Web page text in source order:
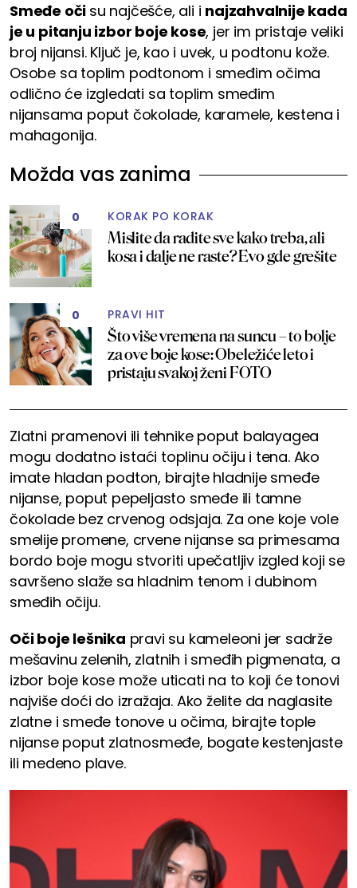
Smeđe oči su najčešće, ali i najzahvalnije kada
je u pitanju izbor boje kose, jer im pristaje veliki
broj nijansi. Ključ je, kao i uvek, u podtonu kože.
Osobe sa toplim podtonom i smeđim očima
odlično će izgledati sa toplim smeđim
nijansama poput čokolade, karamele, kestena i
mahagonija.
Možda vas zanima
0 KORAK PO KORAK
Mislite da radite sve kako treba, ali
kosa i dalje ne raste? Evo gde grešite
0 PRAVI HIT
Što više vremena na suncu – to bolje
za ove boje kose: Obeležiće leto i
pristaju svakoj ženi FOTO
Zlatni pramenovi ili tehnike poput balayagea
mogu dodatno istaći toplinu očiju i tena. Ako
imate hladan podton, birajte hladnije smeđe
nijanse, poput pepeljasto smeđe ili tamne
čokolade bez crvenog odsjaja. Za one koje vole
smelije promene, crvene nijanse sa primesama
bordo boje mogu stvoriti upečatljiv izgled koji se
savršeno slaže sa hladnim tenom i dubinom
smeđih očiju.
Oči boje lešnika pravi su kameleoni jer sadrže
mešavinu zelenih, zlatnih i smeđih pigmenata, a
izbor boje kose može uticati na to koji će tonovi
najviše doći do izražaja. Ako želite da naglasite
zlatne i smeđe tonove u očima, birajte tople
nijanse poput zlatnosmeđe, bogate kestenjaste
ili medeno plave.